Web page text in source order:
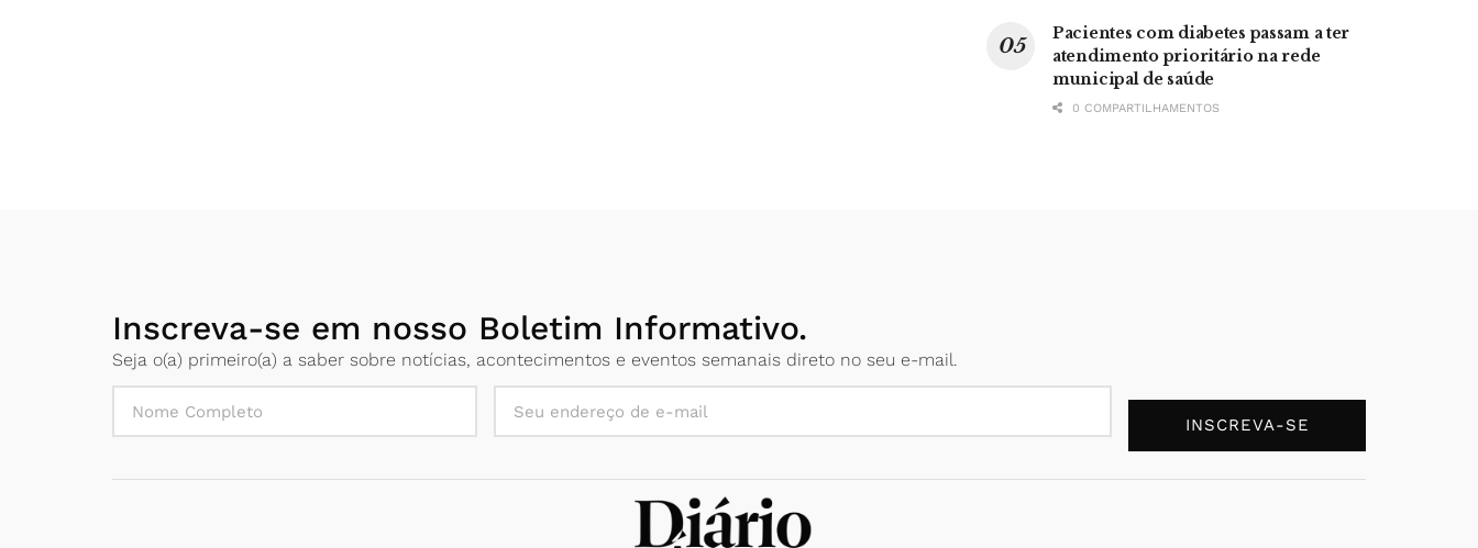
Pacientes com diabetes passam a ter
atendimento prioritário na rede
municipal de saúde
0 COMPARTILHAMENTOS
Inscreva-se em nosso Boletim Informativo.
Seja o(a) primeiro(a) a saber sobre notícias, acontecimentos e eventos semanais direto no seu e-mail.
INSCREVA-SE